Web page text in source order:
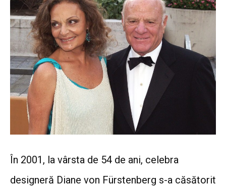
În 2001, la vârsta de 54 de ani, celebra
designeră Diane von Fürstenberg s-a căsătorit